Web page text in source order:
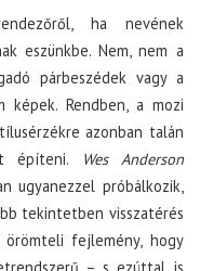
ha nevének
eszünkbe. Nem, nem a
párbeszédek vagy a
képek. Rendben, a mozi
azonban talán
építeni.
Wes Anderson
ugyanezzel próbálkozik,
tekintetben visszatérés
örömteli fejlemény, hogy